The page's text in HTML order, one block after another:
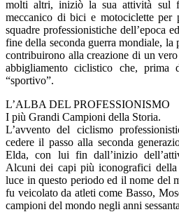
molti altri, iniziò la sua attività sul
meccanico di bici e motociclette per
squadre professionistiche dell’epoca
fine della seconda guerra mondiale,
contribuirono alla creazione di un
abbigliamento ciclistico che, prima
“sportivo”.
L’ALBA DEL PROFESSIONISMO
I più Grandi Campioni della Storia.
L’avvento del ciclismo
cedere il passo alla seconda
Elda, con lui fin dall’inizio
Alcuni dei capi più iconografici
luce in questo periodo ed il nome del
fu veicolato da atleti come Basso,
campioni del mondo negli anni